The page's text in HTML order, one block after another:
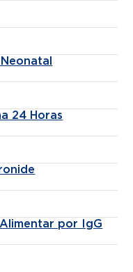
24 Horas
por IgG